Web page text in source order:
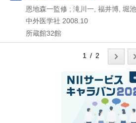
恩地森一監修 ; 滝川一, 福井博, 堀
中外医学社 2008.10
所蔵館32館
1 / 2